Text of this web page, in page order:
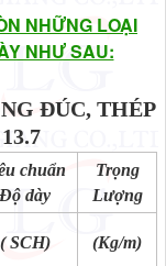
NHỮNG LOẠI
NHƯ SAU:
ĐÚC, THÉP
chuẩn
Độ dày
Trọng
Lượng
( SCH) (Kg/m)